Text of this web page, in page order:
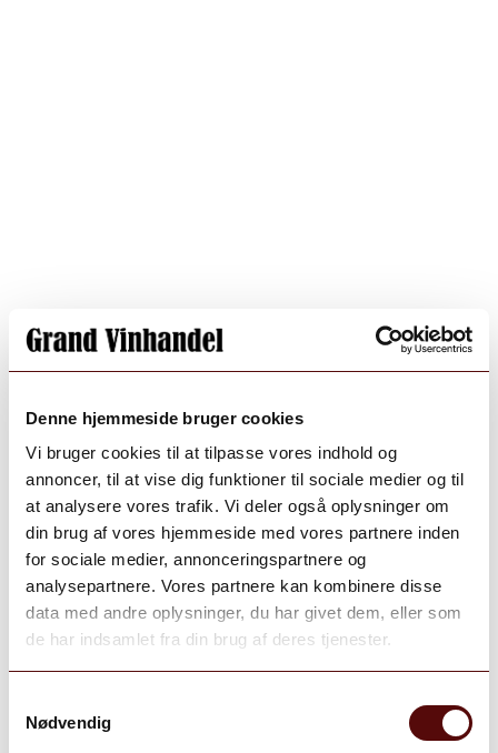
Denne hjemmeside bruger cookies
Vi bruger cookies til at tilpasse vores indhold og
annoncer, til at vise dig funktioner til sociale medier og til
at analysere vores trafik. Vi deler også oplysninger om
din brug af vores hjemmeside med vores partnere inden
for sociale medier, annonceringspartnere og
analysepartnere. Vores partnere kan kombinere disse
data med andre oplysninger, du har givet dem, eller som
de har indsamlet fra din brug af deres tjenester.
Nødvendig